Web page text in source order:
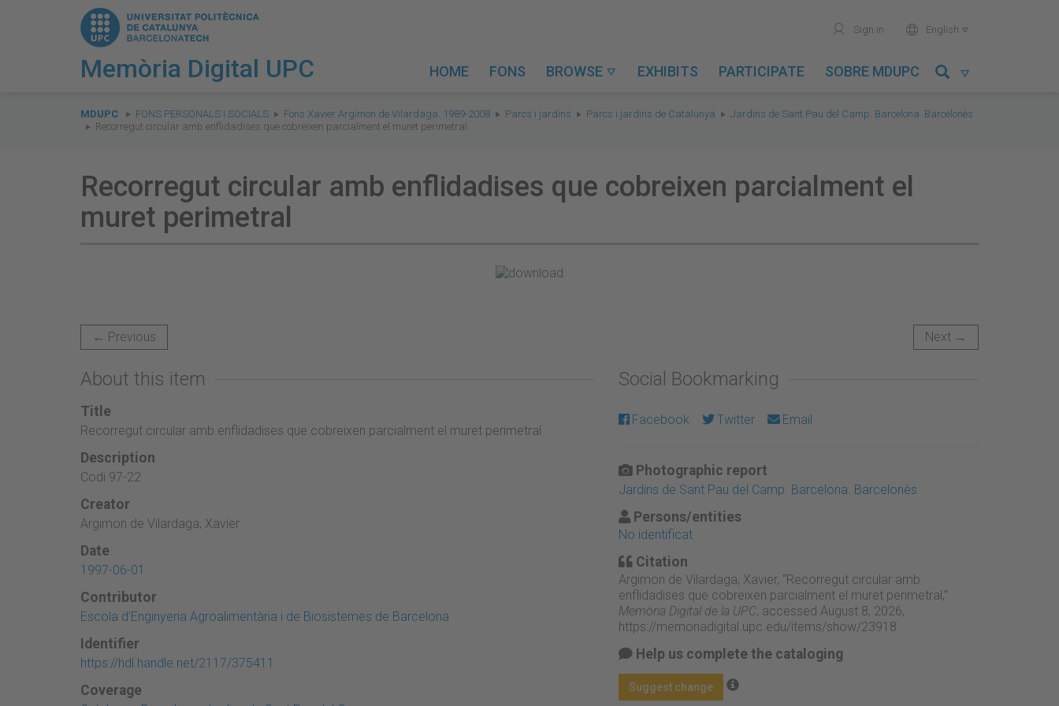
Memòria Digital UPC
user Sign in world English 
HOME FONS BROWSE  EXHIBITS PARTICIPATE SOBRE MDUPC 
are
here:
MDUPC FONS PERSONALS I SOCIALS Fons Xavier Argimon de Vilardaga. 1989-2008 Parcs i jardins Parcs i jardins de Catalunya
Jardins de Sant Pau del Camp. Barcelona. Barcelonès
Recorregut circular amb enflidadises que cobreixen parcialment el muret perimetral
Recorregut circular amb enflidadises que cobreixen parcialment el
muret perimetral
← Previous Next →
About this item
Title
Recorregut circular amb enflidadises que cobreixen parcialment el muret perimetral
Description
Codi 97-22
Creator
Argimon de Vilardaga, Xavier
Date
1997-06-01
Contributor
Escola d'Enginyeria Agroalimentària i de Biosistemes de Barcelona
Identifier
https://hdl.handle.net/2117/375411
Coverage
Social Bookmarking
Facebook Twitter Email
Photographic report
Jardins de Sant Pau del Camp. Barcelona. Barcelonès
Persons/entities
No identificat
Citation
Argimon de Vilardaga, Xavier, “Recorregut circular amb
enflidadises que cobreixen parcialment el muret perimetral,”
Memòria Digital de la UPC, accessed August 8, 2026,
https://memoriadigital.upc.edu/items/show/23918
Help us complete the cataloging
Suggest change